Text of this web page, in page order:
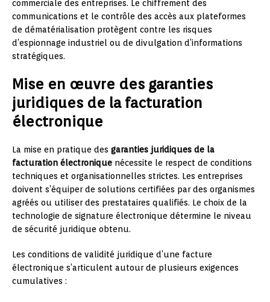
commerciale des entreprises. Le chiffrement des
communications et le contrôle des accès aux plateformes
de dématérialisation protègent contre les risques
d’espionnage industriel ou de divulgation d’informations
stratégiques.
Mise en œuvre des garanties
juridiques de la facturation
électronique
La mise en pratique des garanties juridiques de la
facturation électronique nécessite le respect de conditions
techniques et organisationnelles strictes. Les entreprises
doivent s’équiper de solutions certifiées par des organismes
agréés ou utiliser des prestataires qualifiés. Le choix de la
technologie de signature électronique détermine le niveau
de sécurité juridique obtenu.
Les conditions de validité juridique d’une facture
électronique s’articulent autour de plusieurs exigences
cumulatives :